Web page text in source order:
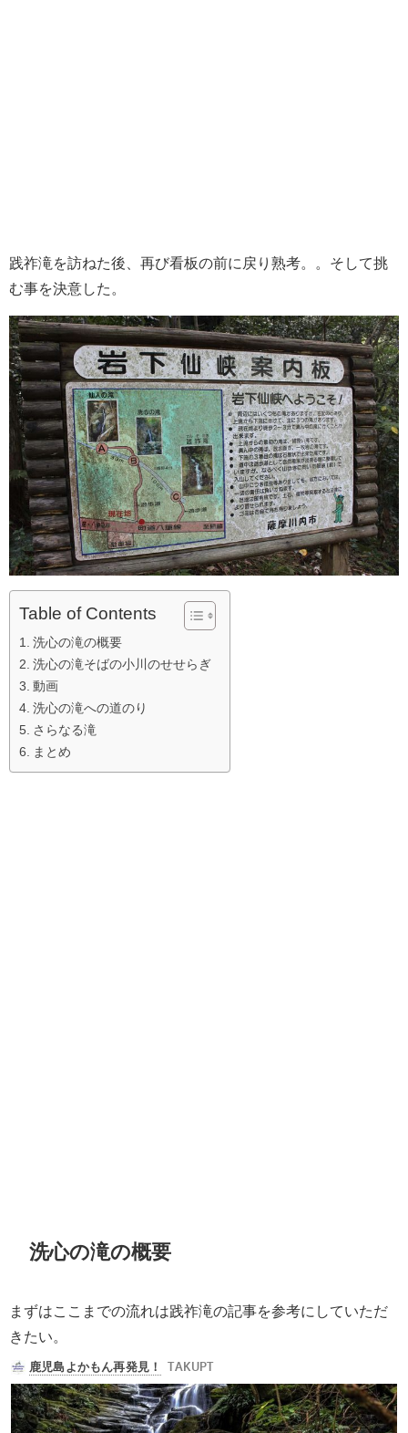
践祚滝を訪ねた後、再び看板の前に戻り熟考。。そして挑
む事を決意した。
Table of Contents
洗心の滝の概要
洗心の滝そばの小川のせせらぎ
動画
洗心の滝への道のり
さらなる滝
まとめ
洗心の滝の概要
まずはここまでの流れは践祚滝の記事を参考にしていただ
きたい。